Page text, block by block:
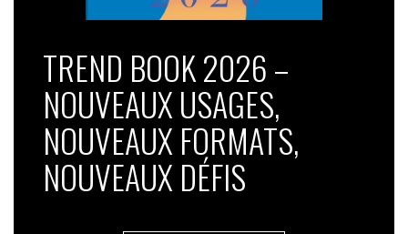
TREND BOOK 2026 –
NOUVEAUX USAGES,
NOUVEAUX FORMATS,
NOUVEAUX DÉFIS